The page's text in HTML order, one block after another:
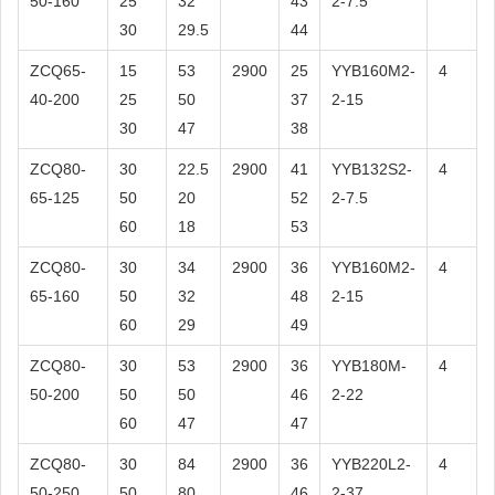
30
29.5
44
ZCQ65-
40-200
15
25
30
53
50
47
2900
25
37
38
YYB160M2-
2-15
4
ZCQ80-
65-125
30
50
60
22.5
20
18
2900
41
52
53
YYB132S2-
2-7.5
4
ZCQ80-
65-160
30
50
60
34
32
29
2900
36
48
49
YYB160M2-
2-15
4
ZCQ80-
50-200
30
50
60
53
50
47
2900
36
46
47
YYB180M-
2-22
4
ZCQ80-
30
84
2900
36
YYB220L2-
4